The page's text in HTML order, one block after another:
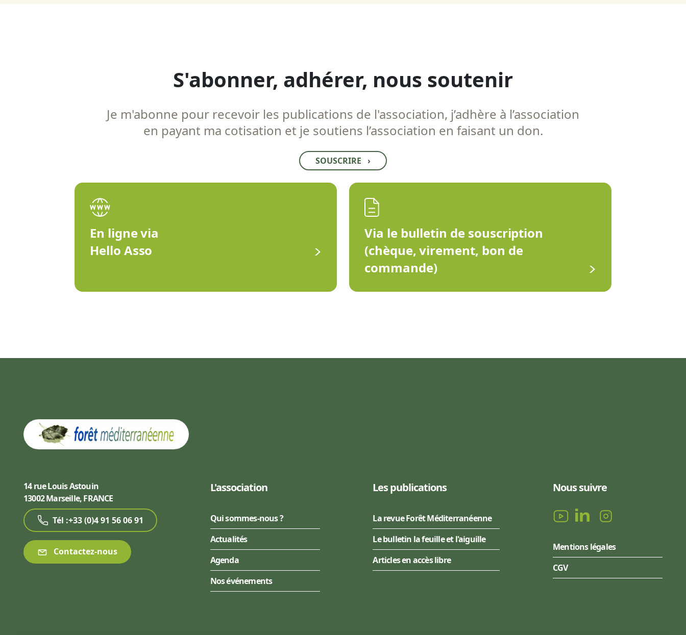
S'abonner, adhérer, nous soutenir
Je m'abonne pour recevoir les publications de l'association, j’adhère à l’association
en payant ma cotisation et je soutiens l’association en faisant un don.
SOUSCRIRE ›
En ligne via
Hello Asso
Via le bulletin de souscription
(chèque, virement, bon de
commande)
14 rue Louis Astouin
13002 Marseille, FRANCE
Tél :+33 (0)4 91 56 06 91
Contactez-nous
L'association
Qui sommes-nous ?
Actualités
Agenda
Nos événements
Les publications
La revue Forêt Méditerranéenne
Le bulletin la feuille et l'aiguille
Articles en accès libre
Nous suivre
Mentions légales
CGV